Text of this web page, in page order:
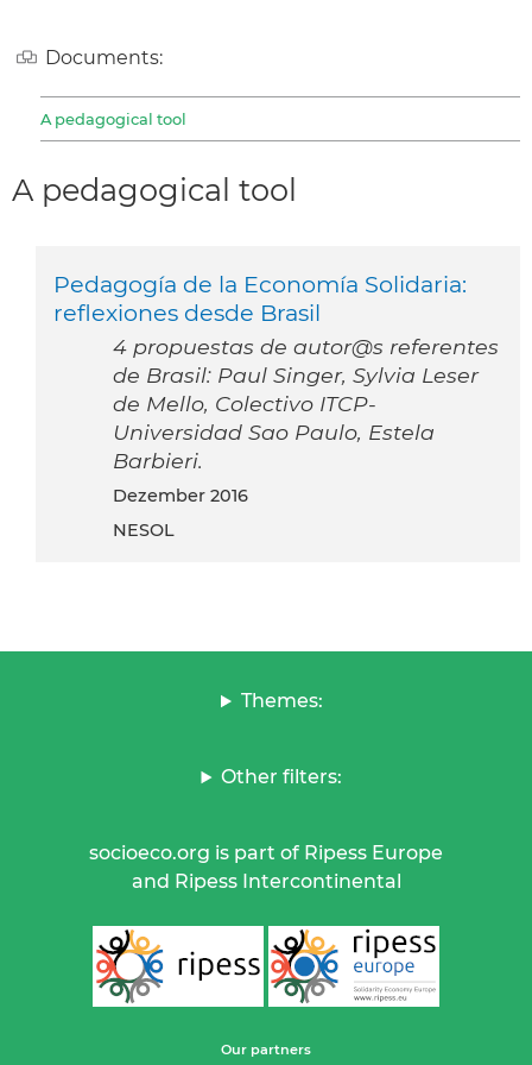
Documents:
A pedagogical tool
A pedagogical tool
Pedagogía de la Economía Solidaria:
reflexiones desde Brasil
4 propuestas de autor@s referentes
de Brasil: Paul Singer, Sylvia Leser
de Mello, Colectivo ITCP-
Universidad Sao Paulo, Estela
Barbieri.
Dezember 2016
NESOL
Themes:
Other filters:
socioeco.org is part of Ripess Europe
and Ripess Intercontinental
Our partners